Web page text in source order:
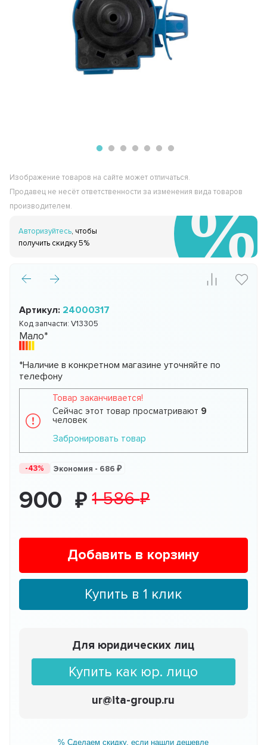
Изображение товаров на сайте может отличаться.
Продавец не несёт ответственности за изменения вида товаров
производителем.
Авторизуйтесь, чтобы
получить скидку 5%
Артикул: 24000317
Код запчасти:V13305
Мало*
*Наличие в конкретном магазине уточняйте по
телефону
Товар заканчивается!
Сейчас этот товар просматривают 9
человек
Забронировать товар
-43% Экономия - 686
900 1 586
Добавить в корзину
Купить в 1 клик
Для юридических лиц
Купить как юр. лицо
ur@ita-group.ru
% Сделаем скидку, если нашли дешевле